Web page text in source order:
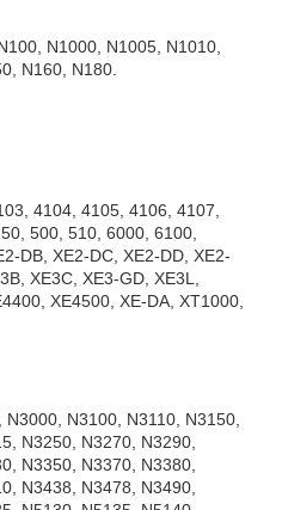
N1000, N1005, N1010,
N160, N180.
4104, 4105, 4106, 4107,
500, 510, 6000, 6100,
DB, XE2-DC, XE2-DD, XE2-
XE3C, XE3-GD, XE3L,
XE4500, XE-DA, XT1000,
N3100, N3110, N3150,
N3250, N3270, N3290,
N3350, N3370, N3380,
N3438, N3478, N3490,